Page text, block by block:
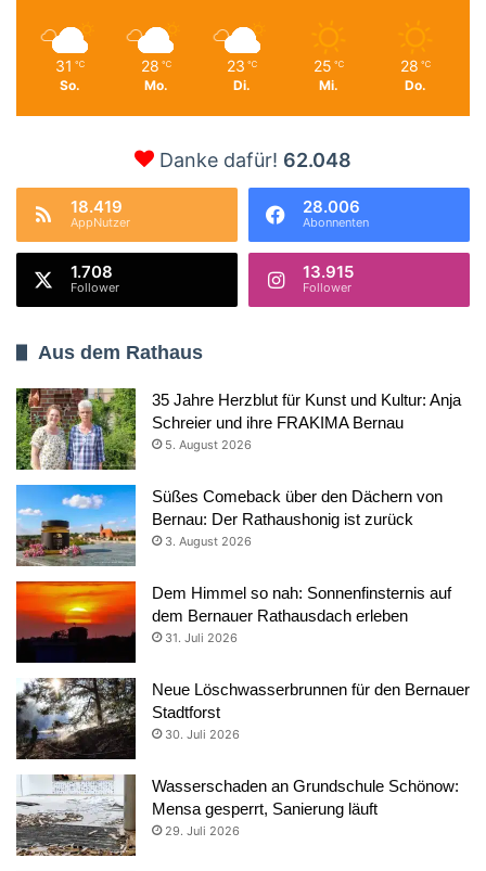
31 ℃
So.
28 ℃
Mo.
23 ℃
Di.
25 ℃
Mi.
28 ℃
Do.
Danke dafür! 62.048
18.419
AppNutzer
28.006
Abonnenten
1.708
Follower
13.915
Follower
Aus dem Rathaus
35 Jahre Herzblut für Kunst und Kultur: Anja
Schreier und ihre FRAKIMA Bernau
5. August 2026
Süßes Comeback über den Dächern von
Bernau: Der Rathaushonig ist zurück
3. August 2026
Dem Himmel so nah: Sonnenfinsternis auf
dem Bernauer Rathausdach erleben
31. Juli 2026
Neue Löschwasserbrunnen für den Bernauer
Stadtforst
30. Juli 2026
Wasserschaden an Grundschule Schönow:
Mensa gesperrt, Sanierung läuft
29. Juli 2026